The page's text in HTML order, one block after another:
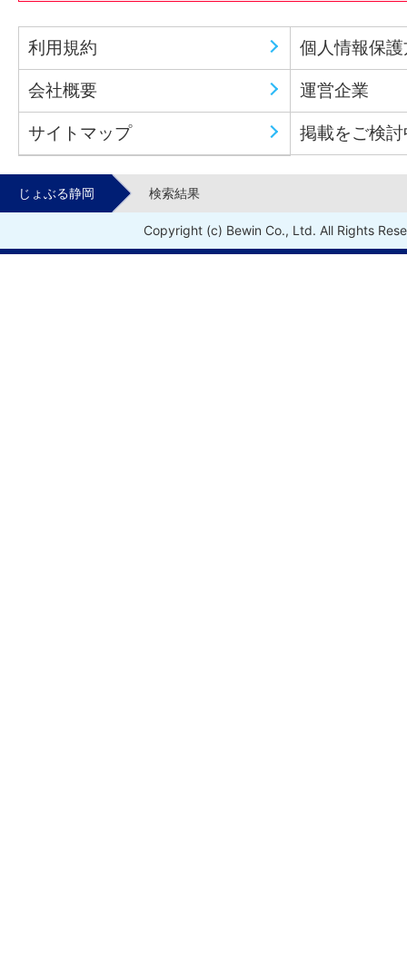
利用規約 個人情報保
会社概要 運営企業
サイトマップ 掲載をご検
じょぶる静岡 検索結果
Copyright (c) Bewin Co., Ltd. All Rights